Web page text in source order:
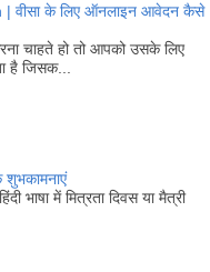
वीसा के लिए ऑनलाइन आवेदन कैसे
चाहते हो तो आपको उसके लिए
है जिसक...
में मित्रता दिवस या मैत्री